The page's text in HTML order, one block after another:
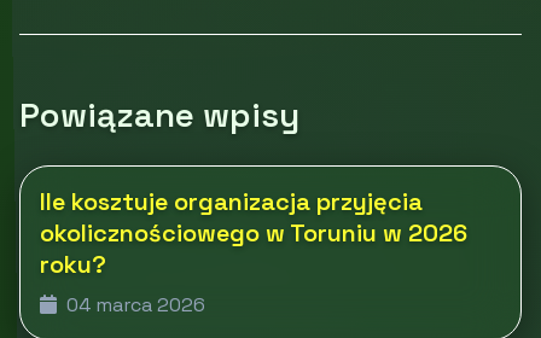
Powiązane wpisy
Ile kosztuje organizacja przyjęcia
okolicznościowego w Toruniu w 2026
roku?
04 marca 2026